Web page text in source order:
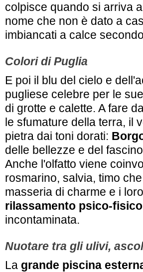
colpisce quando si arriva
nome che non è dato a
imbiancati a calce
Colori di Puglia
E poi il blu del cielo e
pugliese celebre per le
di grotte e calette. A fare
le sfumature della terra, il
pietra dai toni dorati:
delle bellezze e del
Anche l'olfatto viene
rosmarino, salvia, timo
masseria di charme e i
rilassamento psico-fisico
incontaminata.
Nuotare tra gli ulivi,
La grande piscina